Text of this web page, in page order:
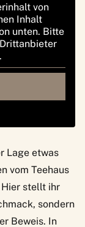
von
Inhalt
unten. Bitte
Lage etwas
vom Teehaus
stellt ihr
sondern
Beweis. In